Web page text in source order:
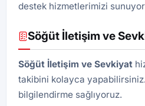
destek hizmetlerimizi
Söğüt İletişim ve
Söğüt İletişim ve Sevkiyat
takibini kolayca
bilgilendirme sağlıyoruz.